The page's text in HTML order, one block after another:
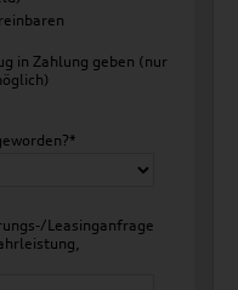
in Zahlung geben (nur
Leasinganfrage